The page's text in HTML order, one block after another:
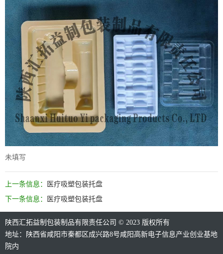
未填写
上一条信息：
医疗吸塑包装托盘
下一条信息：
医疗吸塑包装托盘
陕西汇拓益制包装制品有限责任公司 © 2023 版权所有
地址：陕西省咸阳市秦都区成兴路8号咸阳高新电子信息产业创业基地
院内